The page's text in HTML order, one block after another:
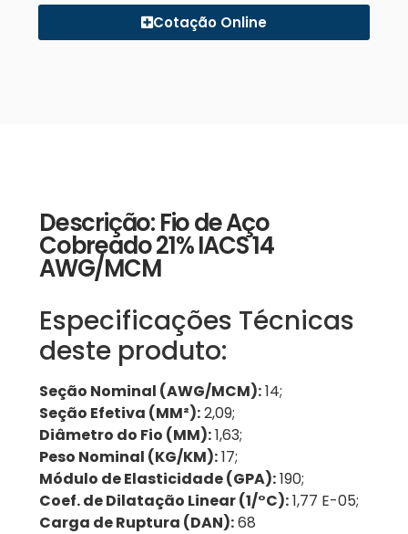
Cotação Online
Descrição: Fio de Aço
Cobreado 21% IACS 14
AWG/MCM
Especificações Técnicas
deste produto:
Seção Nominal (AWG/MCM):14;
Seção Efetiva (MM²):2,09;
Diâmetro do Fio (MM):1,63;
Peso Nominal (KG/KM):17;
Módulo de Elasticidade (GPA):190;
Coef. de Dilatação Linear (1/°C):1,77 E-05;
Carga de Ruptura (DAN):68